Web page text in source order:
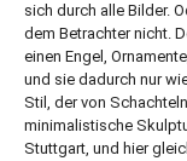
sich durch alle Bilder.
dem Betrachter nicht.
einen Engel,
und sie dadurch nur
Stil, der von
minimalistische
Stuttgart, und hier